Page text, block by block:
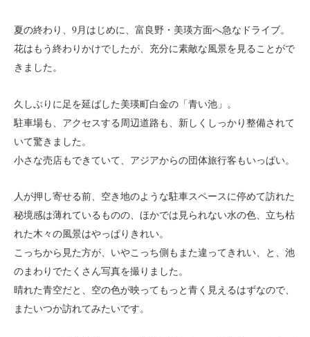
o
n
e
n
d
/
夏の終わり、9月はじめに、富良野・美瑛方面へ急なドライブ。
花はもう終わりかけでしたが、充分に素敵な風景を見ることがで
きました。
久しぶりに足を延ばした美瑛町白金の「青い池」。
駐車場も、アクセスする周辺道路も、新しくしっかり整備されて
いて驚きました。
小さな売店もできていて、アジアからの団体旅行客もいっぱい。
人が押し寄せる前、空き地のような駐車スペースに停めて訪れた
秘境感は薄れているものの、ほかでは見られない水の色、立ち枯
れた木々の風景はやっぱりきれい。
こっちから見た方が、いやこっち側もまた違ってきれい、と、池
のまわりでたくさん写真を撮りました。
晴れた青空だと、空の色が映ってもっと青く見えるはずなので、
またいつか訪れてみたいです。